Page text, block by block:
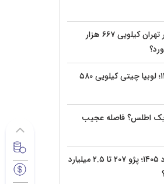
بازار دام زنده قفل شد؛ گوسفند در تهران کیلویی ۶۶۷ هزار
قیمت حبوبات امروز ۱۶ مرداد ۱۴۰۵؛ لوبیا چیتی کیلویی ۵۸۰
یک اطلس؟ فاصله عجیب
قیمت خودرو امروز جمعه ۱۶ مرداد ۱۴۰۵؛ پژو ۲۰۷ تا ۲.۵ میلیارد